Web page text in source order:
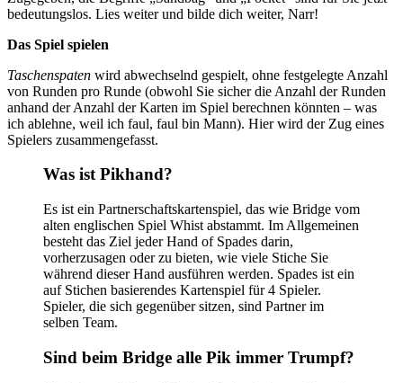
bedeutungslos. Lies weiter und bilde dich weiter, Narr!
Das Spiel spielen
Taschenspaten wird abwechselnd gespielt, ohne festgelegte Anzahl
von Runden pro Runde (obwohl Sie sicher die Anzahl der Runden
anhand der Anzahl der Karten im Spiel berechnen könnten – was
ich ablehne, weil ich faul, faul bin Mann). Hier wird der Zug eines
Spielers zusammengefasst.
Was ist Pikhand?
Es ist ein Partnerschaftskartenspiel, das wie Bridge vom
alten englischen Spiel Whist abstammt. Im Allgemeinen
besteht das Ziel jeder Hand of Spades darin,
vorherzusagen oder zu bieten, wie viele Stiche Sie
während dieser Hand ausführen werden. Spades ist ein
auf Stichen basierendes Kartenspiel für 4 Spieler.
Spieler, die sich gegenüber sitzen, sind Partner im
selben Team.
Sind beim Bridge alle Pik immer Trumpf?